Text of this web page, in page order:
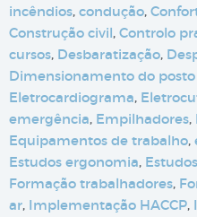
incêndios, condução,
Construção civil, Controlo
cursos, Desbaratização,
Dimensionamento do
Eletrocardiograma,
emergência, Empilhadores,
Equipamentos de trabalho,
Estudos ergonomia,
Formação trabalhadores,
ar, Implementação HACCP,